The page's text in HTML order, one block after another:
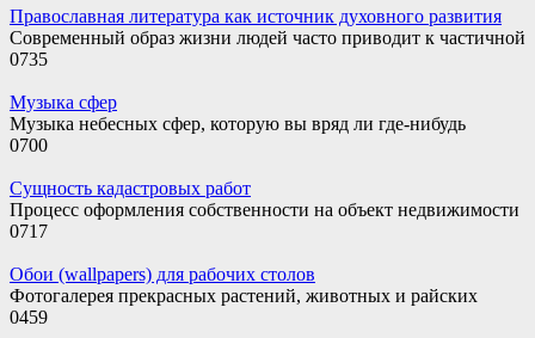
Православная литература как источник духовного развития
Современный образ жизни людей часто приводит к частичной
0735
Музыка сфер
Музыка небесных сфер, которую вы вряд ли где-нибудь
0700
Сущность кадастровых работ
Процесс оформления собственности на объект недвижимости
0717
Обои (wallpapers) для рабочих столов
Фотогалерея прекрасных растений, животных и райских
0459